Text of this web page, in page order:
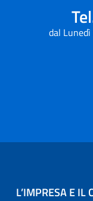
dal
L’IMPRESA E IL